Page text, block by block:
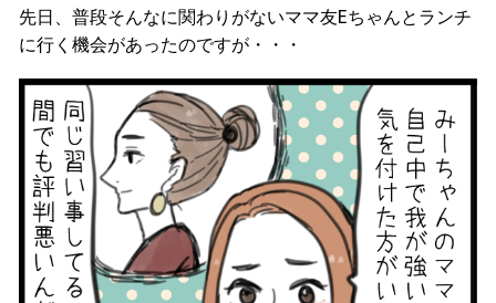
先日、普段そんなに関わりがないママ友Eちゃんとランチ
に行く機会があったのですが・・・